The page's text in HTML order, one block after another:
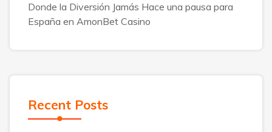
Donde la Diversión Jamás Hace una pausa para
España en AmonBet Casino
Recent Posts